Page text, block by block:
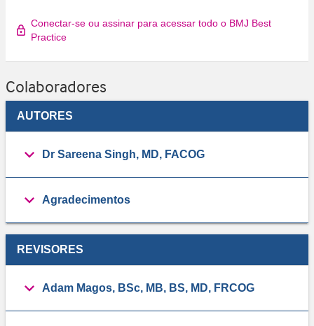
Conectar-se ou assinar para acessar todo o BMJ Best
Practice
Colaboradores
AUTORES
Dr Sareena Singh, MD, FACOG
Agradecimentos
REVISORES
Adam Magos, BSc, MB, BS, MD, FRCOG